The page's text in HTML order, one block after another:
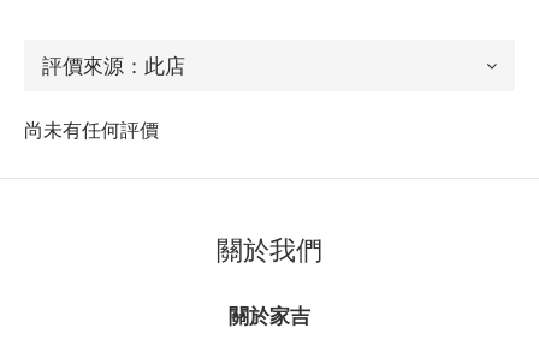
尚未有任何評價
關於我們
關於家吉